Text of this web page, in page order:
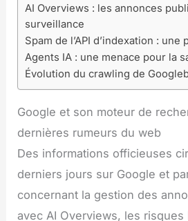
AI Overviews : les annonces
surveillance
Spam de l’API d’indexation :
Agents IA : une menace pour la
Évolution du crawling de
Google et son moteur de
dernières rumeurs du web
Des informations officieuses
derniers jours sur Google et
concernant la gestion des
avec AI Overviews, les risques